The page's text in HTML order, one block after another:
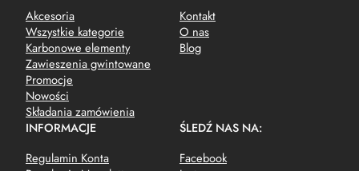
Akcesoria
Wszystkie kategorie
Karbonowe elementy
Zawieszenia gwintowane
Promocje
Nowości
Składania zamówienia
Kontakt
O nas
Blog
INFORMACJE
Regulamin Konta
ŚLEDŹ NAS NA:
Facebook